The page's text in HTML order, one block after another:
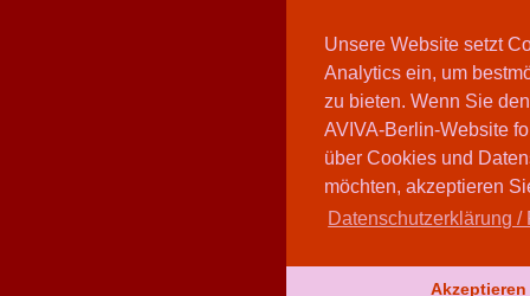
Unsere Website setzt
Analytics ein, um
zu bieten. Wenn Sie
AVIVA-Berlin-Website
über Cookies und
möchten, akzeptieren
Datenschutzerklärung /